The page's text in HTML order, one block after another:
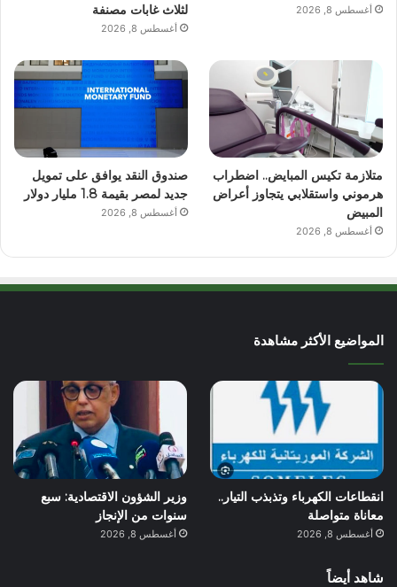
أغسطس 8, 2026
لثلاث غابات مصنفة
أغسطس 8, 2026
متلازمة تكيس المبايض.. اضطراب
هرموني واستقلابي يتجاوز أعراض
المبيض
أغسطس 8, 2026
صندوق النقد يوافق على تمويل
جديد لمصر بقيمة 1.8 مليار دولار
أغسطس 8, 2026
المواضيع الأكثر مشاهدة
انقطاعات الكهرباء وتذبذب التيار..
معاناة متواصلة
أغسطس 8, 2026
وزير الشؤون الاقتصادية: سبع
سنوات من الإنجاز
أغسطس 8, 2026
شاهد أيضاً